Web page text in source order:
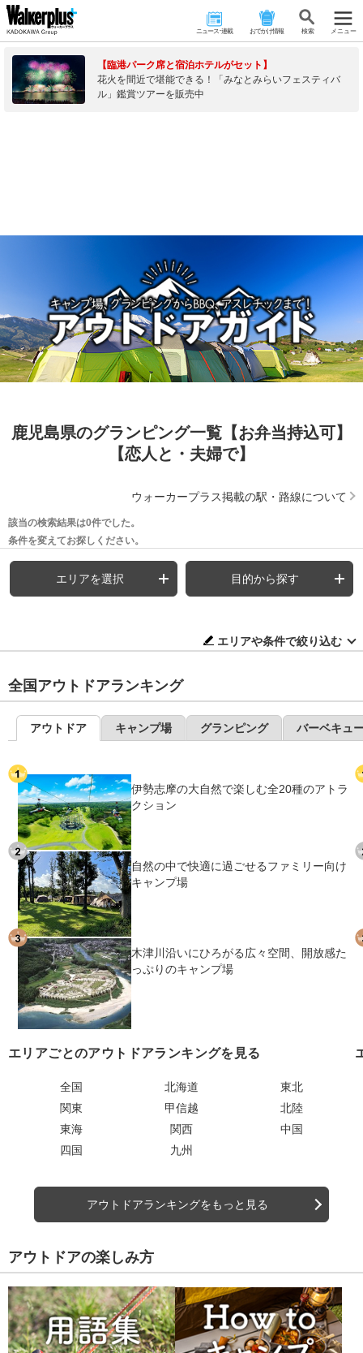
ニュース･連載 おでかけ情報 検 索 メニュー
【臨港パーク席と宿泊ホテルがセット】
花火を間近で堪能できる！「みなとみらいフェスティバ
ル」鑑賞ツアーを販売中
鹿児島県のグランピング一覧【お弁当持込可】
【恋人と・夫婦で】
ウォーカープラス掲載の駅・路線について
該当の検索結果は0件でした。
条件を変えてお探しください。
エリアを選択 目的から探す
エリアや条件で絞り込む
全国アウトドアランキング
アウトドア キャンプ場 グランピング バーベキュ
伊勢志摩の大自然で楽しむ全20種のアトラ
クション
自然の中で快適に過ごせるファミリー向け
キャンプ場
木津川沿いにひろがる広々空間、開放感た
っぷりのキャンプ場
エリアごとのアウトドアランキングを見る
全国 北海道
東北
関東
甲信越
北陸
東海
関西
中国
四国
九州
アウトドアランキングをもっと見る
アウトドアの楽しみ方